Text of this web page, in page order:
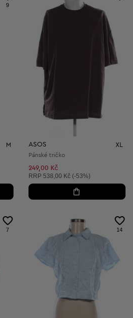
9
M ASOS XL
Pánské tričko
249,00 Kč
Doporučená cena:
RRP 538,00 Kč (-53%)
7 14